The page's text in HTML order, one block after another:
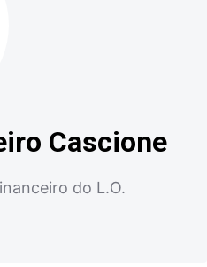
Cascione
do L.O.